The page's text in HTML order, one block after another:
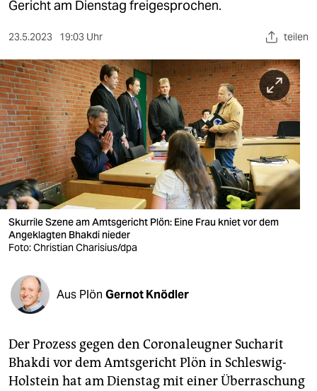
sport
berlin
nord
wahrheit
verlag
verlag
veranstaltungen
fragen & hilfe
abo
genossenschaft
Gericht am Dienstag freigesprochen.
23.5.2023 19:03 Uhr teilen
Skurrile Szene am Amtsgericht Plön: Eine Frau kniet vor dem
Angeklagten Bhakdi nieder
Foto: Christian Charisius/dpa
Aus Plön Gernot Knödler
Der Prozess gegen den Coronaleugner Sucharit
Bhakdi vor dem Amtsgericht Plön in Schleswig-
Holstein hat am Dienstag mit einer Überraschung